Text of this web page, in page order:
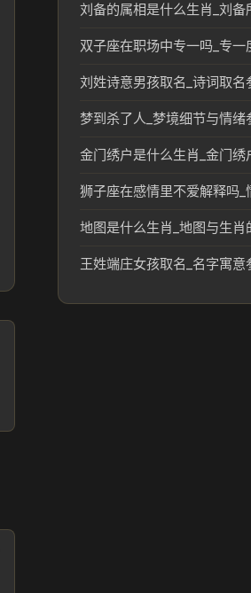
双子座在职场中专一吗_专一
刘姓诗意男孩取名_诗词取名
梦到杀了人_梦境细节与情绪
狮子座在感情里不爱解释吗_
王姓端庄女孩取名_名字寓意